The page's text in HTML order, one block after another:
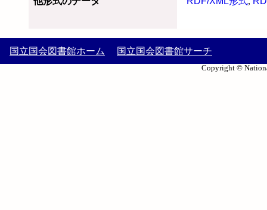
国立国会図書館ホーム 国立国会図書館サーチ
Copyright ©